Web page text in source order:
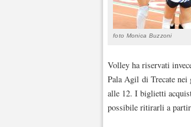
foto Monica Buzzoni
Volley ha riservati
Pala Agil di Trecate nei
alle 12. I biglietti
possibile ritirarli a